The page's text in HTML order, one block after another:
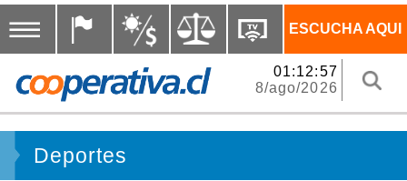
ESCUCHA AQUI
01:12:58
8/ago/2026
Deportes